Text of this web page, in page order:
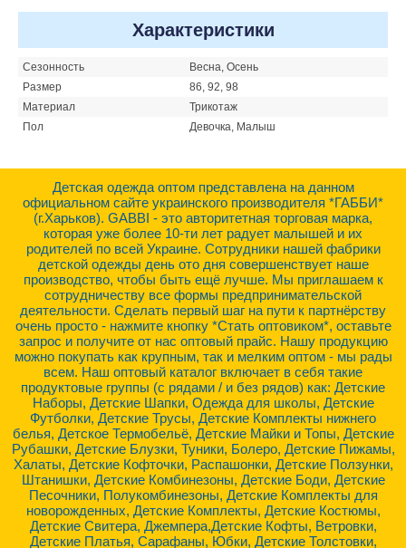
Характеристики
Сезонность
Весна, Осень
Размер
86, 92, 98
Материал
Трикотаж
Пол
Девочка, Малыш
Детская одежда оптом представлена на данном
официальном сайте украинского производителя *ГАББИ*
(г.Харьков). GABBI - это авторитетная торговая марка,
которая уже более 10-ти лет радует малышей и их
родителей по всей Украине. Сотрудники нашей фабрики
детской одежды день ото дня совершенствует наше
производство, чтобы быть ещё лучше. Мы приглашаем к
сотрудничеству все формы предпринимательской
деятельности. Сделать первый шаг на пути к партнёрству
очень просто - нажмите кнопку *Стать оптовиком*, оставьте
запрос и получите от нас оптовый прайс. Нашу продукцию
можно покупать как крупным, так и мелким оптом - мы рады
всем. Наш оптовый каталог включает в себя такие
продуктовые группы (с рядами / и без рядов) как: Детские
Наборы, Детские Шапки, Одежда для школы, Детские
Футболки, Детские Трусы, Детские Комплекты нижнего
белья, Детское Термобельё, Детские Майки и Топы, Детские
Рубашки, Детские Блузки, Туники, Болеро, Детские Пижамы,
Халаты, Детские Кофточки, Распашонки, Детские Ползунки,
Штанишки, Детские Комбинезоны, Детские Боди, Детские
Песочники, Полукомбинезоны, Детские Комплекты для
новорожденных, Детские Комплекты, Детские Костюмы,
Детские Свитера, Джемпера,Детские Кофты, Ветровки,
Детские Платья, Сарафаны, Юбки, Детские Толстовки,